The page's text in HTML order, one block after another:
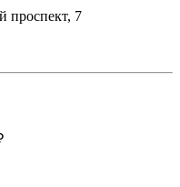
проспект, 7